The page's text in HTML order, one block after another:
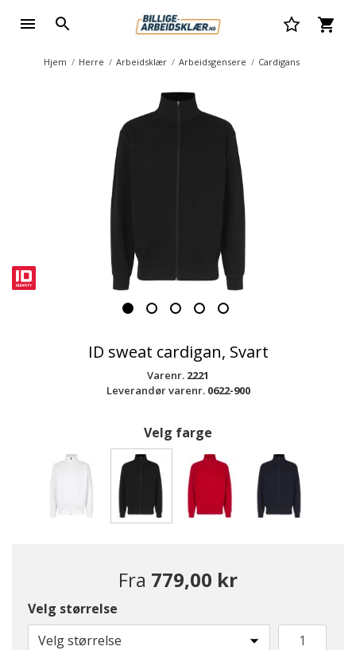
Hjem Herre Arbeidsklær Arbeidsgensere Cardigans
ID sweat cardigan, Svart
Varenr. 2221
Leverandør varenr. 0622-900
Velg farge
Fra 779,00 kr
Velg størrelse
Velg størrelse